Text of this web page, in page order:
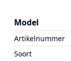
Model
Artikelnummer
Soort